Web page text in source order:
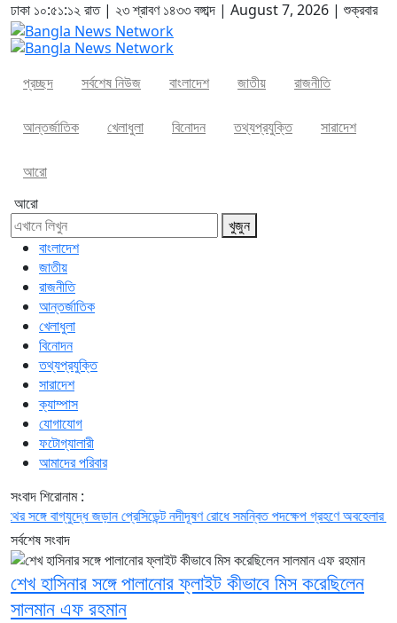
ঢাকা ১০:৫১:১২ রাত| ২৩ শ্রাবণ ১৪৩৩ বঙ্গাব্দ | August 7, 2026 |শুক্রবার
প্রচ্ছদ সর্বশেষ নিউজ বাংলাদেশ জাতীয় রাজনীতি
আন্তর্জাতিক খেলাধুলা বিনোদন তথ্যপ্রযুক্তি সারাদেশ
আরো
আরো
খুজুন
বাংলাদেশ
জাতীয়
রাজনীতি
আন্তর্জাতিক
খেলাধুলা
বিনোদন
তথ্যপ্রযুক্তি
সারাদেশ
ক্যাম্পাস
যোগাযোগ
ফটোগ্যালারী
আমাদের পরিবার
সংবাদ শিরোনাম :
বাগ্‌যুদ্ধে জড়ান প্রেসিডেন্টনদীদূষণ রোধে সমন্বিত পদক্ষেপ গ্রহণে অবহেলার সুযোগ
সর্বশেষ সংবাদ
শেখ হাসিনার সঙ্গে পালানোর ফ্লাইট কীভাবে মিস করেছিলেন
সালমান এফ রহমান